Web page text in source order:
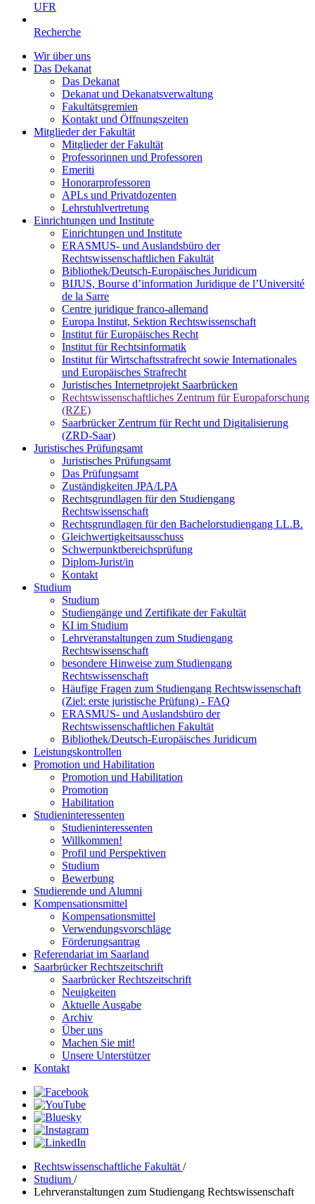
UFR
Recherche
Wir über uns
Das Dekanat
Das Dekanat
Dekanat und Dekanatsverwaltung
Fakultätsgremien
Kontakt und Öffnungszeiten
Mitglieder der Fakultät
Mitglieder der Fakultät
Professorinnen und Professoren
Emeriti
Honorarprofessoren
APLs und Privatdozenten
Lehrstuhlvertretung
Einrichtungen und Institute
Einrichtungen und Institute
ERASMUS- und Auslandsbüro der
Rechtswissenschaftlichen Fakultät
Bibliothek/Deutsch-Europäisches Juridicum
BIJUS, Bourse d’information Juridique de l’Université
de la Sarre
Centre juridique franco-allemand
Europa Institut, Sektion Rechtswissenschaft
Institut für Europäisches Recht
Institut für Rechtsinformatik
Institut für Wirtschaftsstrafrecht sowie Internationales
und Europäisches Strafrecht
Juristisches Internetprojekt Saarbrücken
Rechtswissenschaftliches Zentrum für Europaforschung
(RZE)
Saarbrücker Zentrum für Recht und Digitalisierung
(ZRD-Saar)
Juristisches Prüfungsamt
Juristisches Prüfungsamt
Das Prüfungsamt
Zuständigkeiten JPA/LPA
Rechtsgrundlagen für den Studiengang
Rechtswissenschaft
Rechtsgrundlagen für den Bachelorstudiengang LL.B.
Gleichwertigkeitsausschuss
Schwerpunktbereichsprüfung
Diplom-Jurist/in
Kontakt
Studium
Studium
Studiengänge und Zertifikate der Fakultät
KI im Studium
Lehrveranstaltungen zum Studiengang
Rechtswissenschaft
besondere Hinweise zum Studiengang
Rechtswissenschaft
Häufige Fragen zum Studiengang Rechtswissenschaft
(Ziel: erste juristische Prüfung) - FAQ
ERASMUS- und Auslandsbüro der
Rechtswissenschaftlichen Fakultät
Bibliothek/Deutsch-Europäisches Juridicum
Leistungskontrollen
Promotion und Habilitation
Promotion und Habilitation
Promotion
Habilitation
Studieninteressenten
Studieninteressenten
Willkommen!
Profil und Perspektiven
Studium
Bewerbung
Studierende und Alumni
Kompensationsmittel
Kompensationsmittel
Verwendungsvorschläge
Förderungsantrag
Referendariat im Saarland
Saarbrücker Rechtszeitschrift
Saarbrücker Rechtszeitschrift
Neuigkeiten
Aktuelle Ausgabe
Archiv
Über uns
Machen Sie mit!
Unsere Unterstützer
Kontakt
Rechtswissenschaftliche Fakultät /
Studium /
Lehrveranstaltungen zum Studiengang Rechtswissenschaft